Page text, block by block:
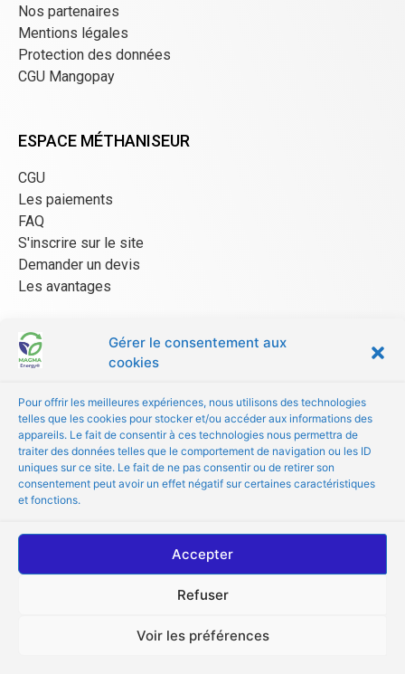
Gérer le consentement aux
cookies
Pour offrir les meilleures expériences, nous utilisons des technologies
telles que les cookies pour stocker et/ou accéder aux informations des
appareils. Le fait de consentir à ces technologies nous permettra de
traiter des données telles que le comportement de navigation ou les ID
uniques sur ce site. Le fait de ne pas consentir ou de retirer son
consentement peut avoir un effet négatif sur certaines caractéristiques
et fonctions.
Accepter
Refuser
Voir les préférences
Nos partenaires
Mentions légales
Protection des données
CGU Mangopay
ESPACE MÉTHANISEUR
CGU
Les paiements
FAQ
S'inscrire sur le site
Demander un devis
Les avantages
ESPACE FOURNISSEUR
Être référencé
Les avantages
FAQ
© Copyright 2024 MAGMA Energy